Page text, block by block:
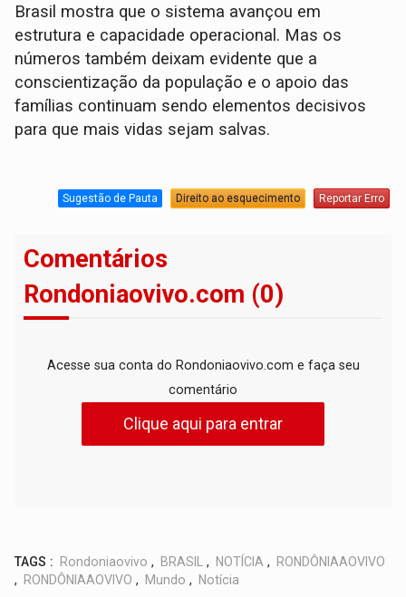
Brasil mostra que o sistema avançou em
estrutura e capacidade operacional. Mas os
números também deixam evidente que a
conscientização da população e o apoio das
famílias continuam sendo elementos decisivos
para que mais vidas sejam salvas.
Sugestão de Pauta Direito ao esquecimento Reportar Erro
Comentários
Rondoniaovivo.com (0)
Acesse sua conta do Rondoniaovivo.com e faça seu
comentário
Clique aqui para entrar
TAGS : Rondoniaovivo , BRASIL , NOTÍCIA ,
RONDÔNIAAOVIVO
,
RONDÔNIAAOVIVO , Mundo , Notícia